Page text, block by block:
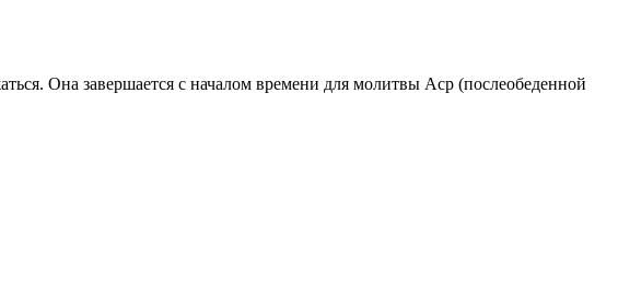
Она завершается с началом времени для молитвы Аср (послеобеденной